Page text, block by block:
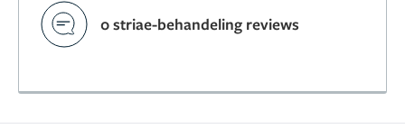
0 striae-behandeling reviews